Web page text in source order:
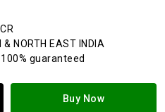
NORTH EAST INDIA
guaranteed
Buy Now